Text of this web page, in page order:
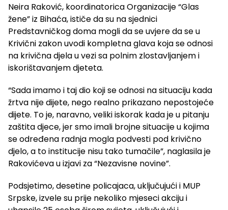
Neira Raković, koordinatorica Organizacije “Glas
žene” iz Bihaća, ističe da su na sjednici
Predstavničkog doma mogli da se uvjere da se u
Krivični zakon uvodi kompletna glava koja se odnosi
na krivična djela u vezi sa polnim zlostavljanjem i
iskorištavanjem djeteta.
“Sada imamo i taj dio koji se odnosi na situaciju kada
žrtva nije dijete, nego realno prikazano nepostojeće
dijete. To je, naravno, veliki iskorak kada je u pitanju
zaštita djece, jer smo imali brojne situacije u kojima
se određena radnja mogla podvesti pod krivično
djelo, a to institucije nisu tako tumačile”, naglasila je
Rakovićeva u izjavi za “Nezavisne novine”.
Podsjetimo, desetine policajaca, uključujući i MUP
Srpske, izvele su prije nekoliko mjeseci akciju i